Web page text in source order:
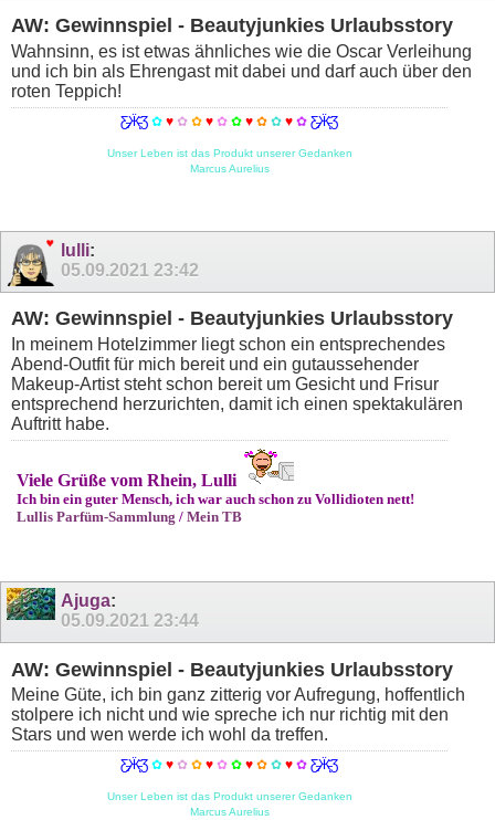
AW: Gewinnspiel - Beautyjunkies Urlaubsstory
Wahnsinn, es ist etwas ähnliches wie die Oscar Verleihung
und ich bin als Ehrengast mit dabei und darf auch über den
roten Teppich!
Ƹ̵̡Ӝ̵̨̄Ʒ ✿♥✿ ✿ ♥✿✿♥✿✿♥✿Ƹ̵̡Ӝ̵̨̄Ʒ
Unser Leben ist das Produkt unserer Gedanken
Marcus Aurelius
lulli:
05.09.2021 23:42
AW: Gewinnspiel - Beautyjunkies Urlaubsstory
In meinem Hotelzimmer liegt schon ein entsprechendes
Abend-Outfit für mich bereit und ein gutaussehender
Makeup-Artist steht schon bereit um Gesicht und Frisur
entsprechend herzurichten, damit ich einen spektakulären
Auftritt habe.
Viele Grüße vom Rhein, Lulli
Ich bin ein guter Mensch, ich war auch schon zu Vollidioten nett!
Lullis Parfüm-Sammlung / Mein TB
Ajuga:
05.09.2021 23:44
AW: Gewinnspiel - Beautyjunkies Urlaubsstory
Meine Güte, ich bin ganz zitterig vor Aufregung, hoffentlich
stolpere ich nicht und wie spreche ich nur richtig mit den
Stars und wen werde ich wohl da treffen.
Ƹ̵̡Ӝ̵̨̄Ʒ ✿♥✿ ✿ ♥✿✿♥✿✿♥✿Ƹ̵̡Ӝ̵̨̄Ʒ
Unser Leben ist das Produkt unserer Gedanken
Marcus Aurelius